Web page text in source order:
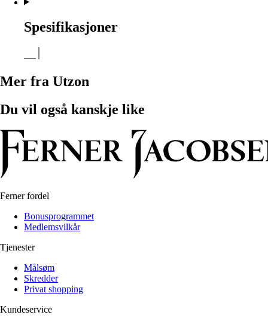
Spesifikasjoner
Mer fra Utzon
Du vil også kanskje like
Ferner fordel
Bonusprogrammet
Medlemsvilkår
Tjenester
Målsøm
Skredder
Privat shopping
Kundeservice